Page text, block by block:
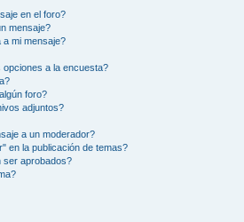
en el foro?
mensaje?
a mi mensaje?
opciones a la encuesta?
foro?
adjuntos?
a un moderador?
en la publicación de temas?
ser aprobados?